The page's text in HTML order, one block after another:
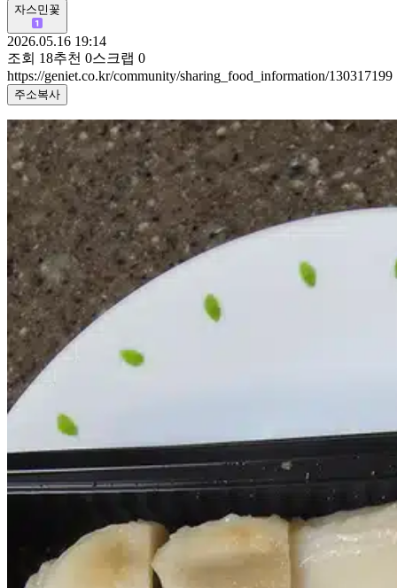
자스민꽃
2026.05.16 19:14
조회 18추천 0스크랩 0
https://geniet.co.kr/community/sharing_food_information/130317199
주소복사